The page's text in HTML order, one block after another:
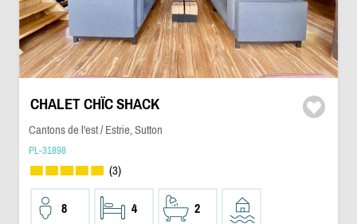
CHALET CHÏC SHACK
Cantons de l'est / Estrie, Sutton
PL-31898
(3)
8 4 2